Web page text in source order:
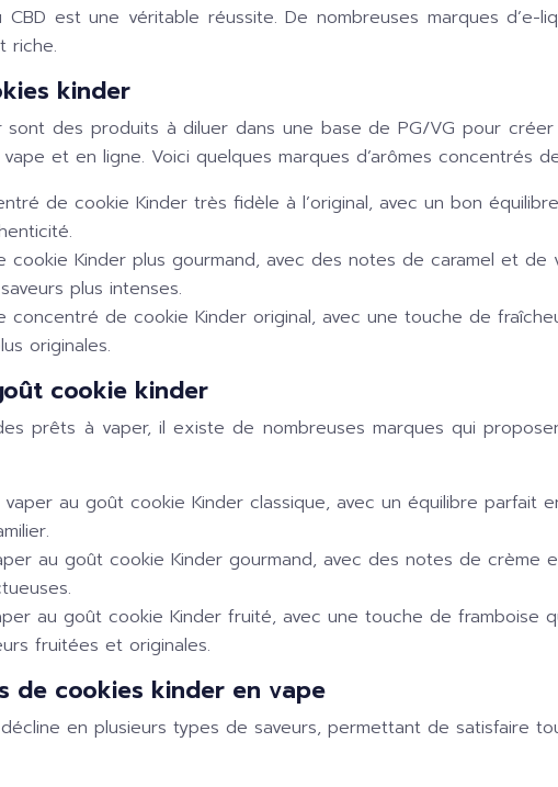
est une véritable réussite. De nombreuses marques
riche.
kinder
des produits à diluer dans une base de PG/VG pour
et en ligne. Voici quelques marques d’arômes concentrés
de cookie Kinder très fidèle à l’original, avec un bon
Kinder plus gourmand, avec des notes de caramel et de
plus intenses.
concentré de cookie Kinder original, avec une touche de
originales.
cookie kinder
prêts à vaper, il existe de nombreuses marques qui
au goût cookie Kinder classique, avec un équilibre parfait
au goût cookie Kinder gourmand, avec des notes de crème
au goût cookie Kinder fruité, avec une touche de framboise
fruitées et originales.
de cookies kinder en vape
en plusieurs types de saveurs, permettant de satisfaire